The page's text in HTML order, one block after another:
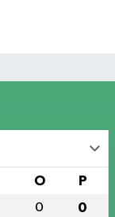
O P
0 0